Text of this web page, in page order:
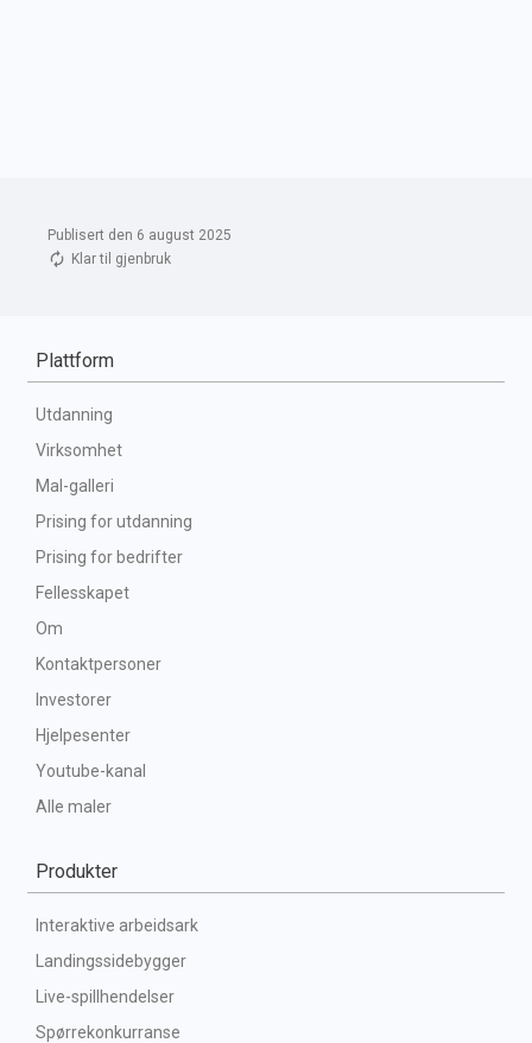
Publisert den 6 august 2025
Klar til gjenbruk
Plattform
Utdanning
Virksomhet
Mal-galleri
Prising for utdanning
Prising for bedrifter
Fellesskapet
Om
Kontaktpersoner
Investorer
Hjelpesenter
Youtube-kanal
Alle maler
Produkter
Interaktive arbeidsark
Landingssidebygger
Live-spillhendelser
Spørrekonkurranse